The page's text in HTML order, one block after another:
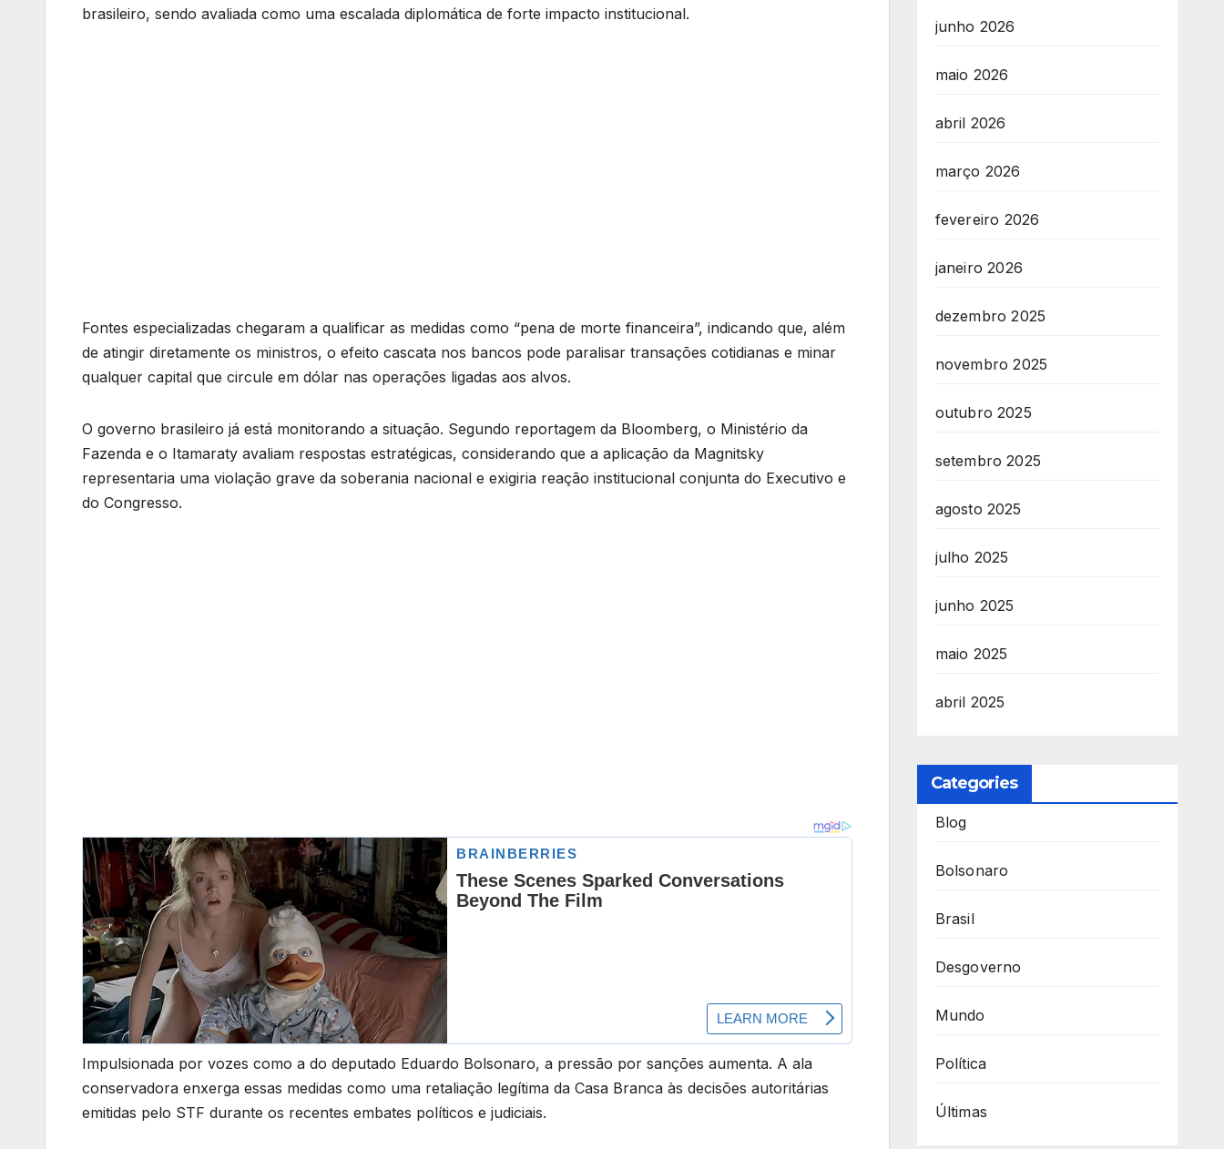
brasileiro, sendo avaliada como uma escalada diplomática de forte impacto institucional.
Fontes especializadas chegaram a qualificar as medidas como “pena de morte financeira”, indicando que, além
de atingir diretamente os ministros, o efeito cascata nos bancos pode paralisar transações cotidianas e minar
qualquer capital que circule em dólar nas operações ligadas aos alvos.
O governo brasileiro já está monitorando a situação. Segundo reportagem da Bloomberg, o Ministério da
Fazenda e o Itamaraty avaliam respostas estratégicas, considerando que a aplicação da Magnitsky
representaria uma violação grave da soberania nacional e exigiria reação institucional conjunta do Executivo e
do Congresso.
Impulsionada por vozes como a do deputado Eduardo Bolsonaro, a pressão por sanções aumenta. A ala
conservadora enxerga essas medidas como uma retaliação legítima da Casa Branca às decisões autoritárias
emitidas pelo STF durante os recentes embates políticos e judiciais.
junho 2026
maio 2026
abril 2026
março 2026
fevereiro 2026
janeiro 2026
dezembro 2025
novembro 2025
outubro 2025
setembro 2025
agosto 2025
julho 2025
junho 2025
maio 2025
abril 2025
Categories
Blog
Bolsonaro
Brasil
Desgoverno
Mundo
Política
Últimas